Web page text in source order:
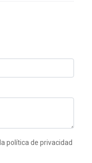
la política de privacidad